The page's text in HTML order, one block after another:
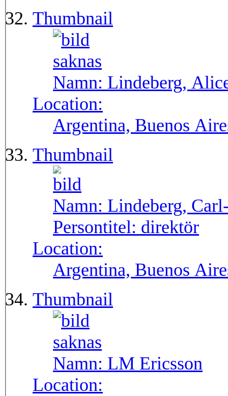
Thumbnail
Namn: Lindeberg,
Location:
Argentina, Buenos
Thumbnail
Namn: Lindeberg,
Persontitel: direktör
Location:
Argentina, Buenos
Thumbnail
Namn: LM Ericsson
Location: